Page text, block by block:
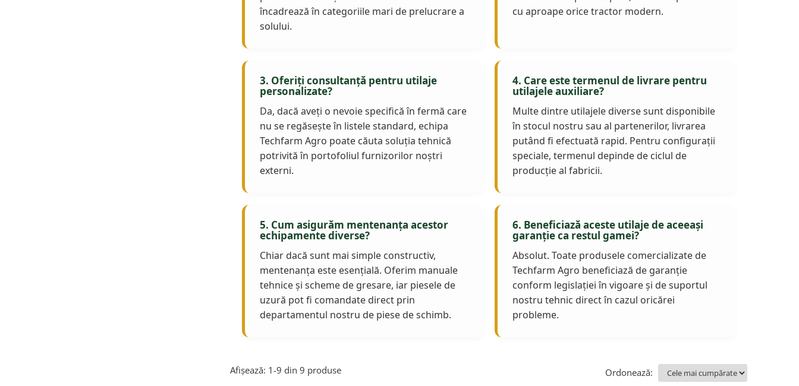
încadrează în categoriile mari de prelucrare a
solului.
cu aproape orice tractor modern.
3. Oferiți consultanță pentru utilaje
personalizate?
Da, dacă aveți o nevoie specifică în fermă care
nu se regăsește în listele standard, echipa
Techfarm Agro poate căuta soluția tehnică
potrivită în portofoliul furnizorilor noștri
externi.
4. Care este termenul de livrare pentru
utilajele auxiliare?
Multe dintre utilajele diverse sunt disponibile
în stocul nostru sau al partenerilor, livrarea
putând fi efectuată rapid. Pentru configurații
speciale, termenul depinde de ciclul de
producție al fabricii.
5. Cum asigurăm mentenanța acestor
echipamente diverse?
Chiar dacă sunt mai simple constructiv,
mentenanța este esențială. Oferim manuale
tehnice și scheme de gresare, iar piesele de
uzură pot fi comandate direct prin
departamentul nostru de piese de schimb.
6. Beneficiază aceste utilaje de aceeași
garanție ca restul gamei?
Absolut. Toate produsele comercializate de
Techfarm Agro beneficiază de garanție
conform legislației în vigoare și de suportul
nostru tehnic direct în cazul oricărei
probleme.
Afișează: 1-9 din 9 produse Ordonează: